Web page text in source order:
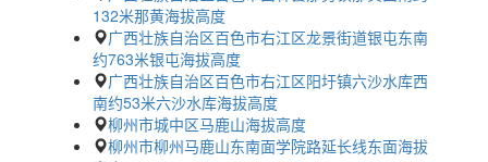
132米那黄海拔高度
广西壮族自治区百色市右江区龙景街道银屯东南
约763米银屯海拔高度
广西壮族自治区百色市右江区阳圩镇六沙水库西
南约53米六沙水库海拔高度
柳州市城中区马鹿山海拔高度
柳州市柳州马鹿山东南面学院路延长线东面海拔